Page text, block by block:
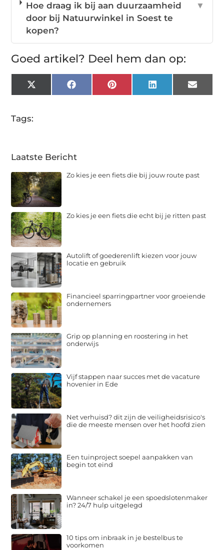
Hoe draag ik bij aan duurzaamheid
door bij Natuurwinkel in Soest te
kopen?
▼
Goed artikel? Deel hem dan op:
X
(Twitter)
FacebookPinterestLinkedInEmail
Tags:
Laatste Bericht
Zo kies je een fiets die bij jouw route past
Zo kies je een fiets die echt bij je ritten past
Autolift of goederenlift kiezen voor jouw
locatie en gebruik
Financieel sparringpartner voor groeiende
ondernemers
Grip op planning en roostering in het
onderwijs
Vijf stappen naar succes met de vacature
hovenier in Ede
Net verhuisd? dit zijn de veiligheidsrisico's
die de meeste mensen over het hoofd zien
Een tuinproject soepel aanpakken van
begin tot eind
Wanneer schakel je een spoedslotenmaker
in? 24/7 hulp uitgelegd
10 tips om inbraak in je bestelbus te
voorkomen